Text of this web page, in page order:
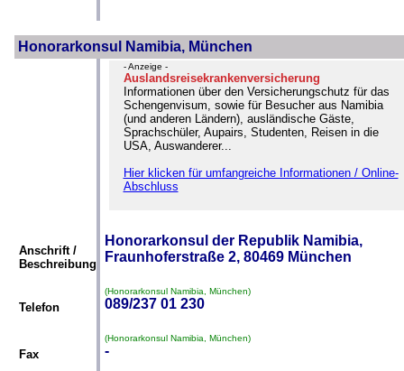
Honorarkonsul Namibia, München
- Anzeige -
Auslandsreisekrankenversicherung
Informationen über den Versicherungschutz für das
Schengenvisum, sowie für Besucher aus Namibia
(und anderen Ländern), ausländische Gäste,
Sprachschüler, Aupairs, Studenten, Reisen in die
USA, Auswanderer...
Hier klicken für umfangreiche Informationen / Online-
Abschluss
Anschrift /
Beschreibung
Honorarkonsul der Republik Namibia,
Fraunhoferstraße 2, 80469 München
Telefon
(Honorarkonsul Namibia, München)
089/237 01 230
Fax
(Honorarkonsul Namibia, München)
-